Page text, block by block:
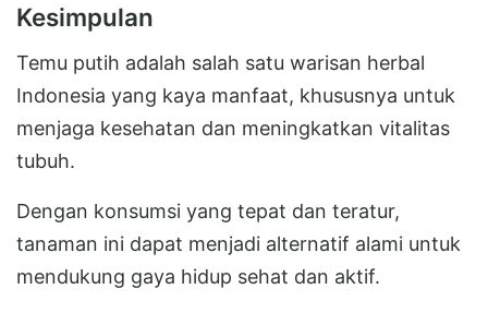
Kesimpulan
Temu putih adalah salah satu warisan herbal
Indonesia yang kaya manfaat, khususnya untuk
menjaga kesehatan dan meningkatkan vitalitas
tubuh.
Dengan konsumsi yang tepat dan teratur,
tanaman ini dapat menjadi alternatif alami untuk
mendukung gaya hidup sehat dan aktif.